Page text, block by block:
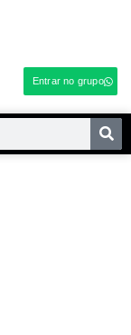
Entrar no grupo